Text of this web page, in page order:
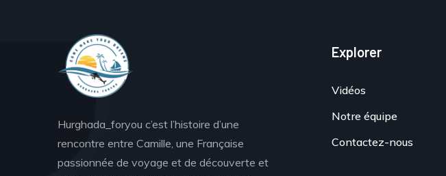
Hurghada_foryou c’est l’histoire d’une
rencontre entre Camille, une Française
passionnée de voyage et de découverte et
Explorer
Vidéos
Notre équipe
Contactez-nous